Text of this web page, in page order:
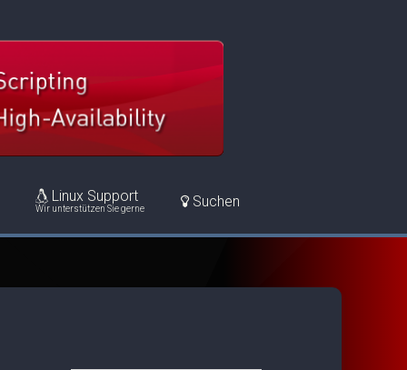
Linux Support
Wir unterstützen Sie gerne Suchen